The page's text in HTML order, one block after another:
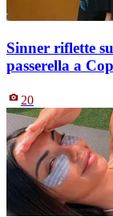
Sinner riflette
passerella a
20